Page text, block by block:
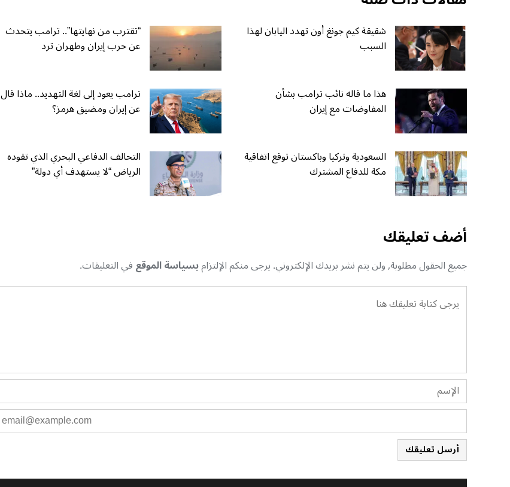
شقيقة كيم جونغ أون تهدد اليابان لهذا
السبب
“تقترب من نهايتها”.. ترامب يتحدث
عن حرب إيران وطهران ترد
هذا ما قاله نائب ترامب بشأن
المفاوضات مع إيران
ترامب يعود إلى لغة التهديد.. ماذا قال
عن إيران ومضيق هرمز؟
السعودية وتركيا وباكستان توقع اتفاقية
مكة للدفاع المشترك
التحالف الدفاعي البحري الذي تقوده
الرياض “لا يستهدف أي دولة”
أضف تعليقك
جميع الحقول مطلوبة, ولن يتم نشر بريدك الإلكتروني. يرجى منكم الإلتزامبسياسة الموقعفي التعليقات.
أرسل تعليقك